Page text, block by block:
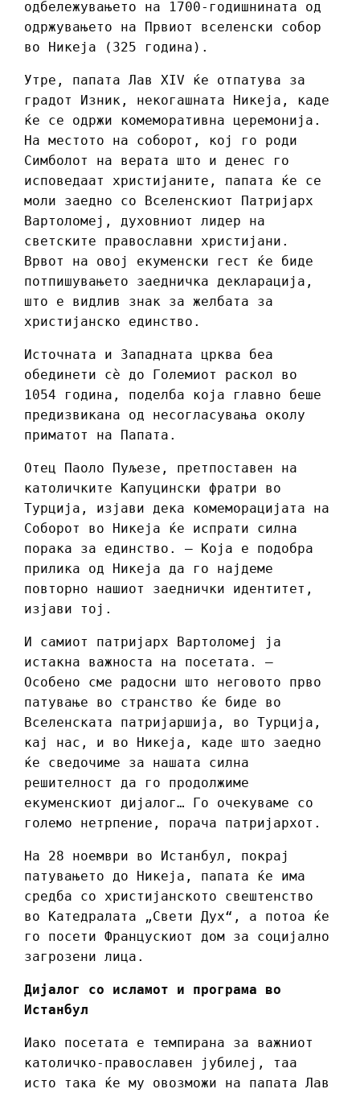
одбележувањето на 1700-годишнината од
одржувањето на Првиот вселенски собор
во Никеја (325 година).
Утре, папата Лав XIV ќе отпатува за
градот Изник, некогашната Никеја, каде
ќе се одржи комеморативна церемонија.
На местото на соборот, кој го роди
Симболот на верата што и денес го
исповедаат христијаните, папата ќе се
моли заедно со Вселенскиот Патријарх
Вартоломеј, духовниот лидер на
светските православни христијани.
Врвот на овој екуменски гест ќе биде
потпишувањето заедничка декларација,
што е видлив знак за желбата за
христијанско единство.
Источната и Западната црква беа
обединети сè до Големиот раскол во
1054 година, поделба која главно беше
предизвикана од несогласувања околу
приматот на Папата.
Отец Паоло Пуљезе, претпоставен на
католичките Капуцински фратри во
Турција, изјави дека комеморацијата на
Соборот во Никеја ќе испрати силна
порака за единство. – Која е подобра
прилика од Никеја да го најдеме
повторно нашиот заеднички идентитет,
изјави тој.
И самиот патријарх Вартоломеј ја
истакна важноста на посетата. –
Особено сме радосни што неговото прво
патување во странство ќе биде во
Вселенската патријаршија, во Турција,
кај нас, и во Никеја, каде што заедно
ќе сведочиме за нашата силна
решителност да го продолжиме
екуменскиот дијалог… Го очекуваме со
големо нетрпение, порача патријархот.
На 28 ноември во Истанбул, покрај
патувањето до Никеја, папата ќе има
средба со христијанското свештенство
во Катедралата „Свети Дух“, а потоа ќе
го посети Францускиот дом за социјално
загрозени лица.
Дијалог со исламот и програма во
Истанбул
Иако посетата е темпирана за важниот
католичко-православен јубилеј, таа
исто така ќе му овозможи на папата Лав